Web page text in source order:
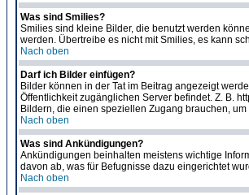
Was sind Smilies?
Smilies sind kleine Bilder, die benutzt werden
werden. Übertreibe es nicht mit Smilies, es kann
Nach oben
Darf ich Bilder einfügen?
Bilder können in der Tat im Beitrag angezeigt
Öffentlichkeit zugänglichen Server befindet. Z. B.
Bildern, die einen speziellen Zugang brauchen,
Nach oben
Was sind Ankündigungen?
Ankündigungen beinhalten meistens wichtige
davon ab, was für Befugnisse dazu eingerichtet
Nach oben